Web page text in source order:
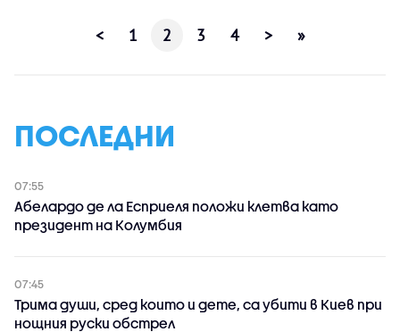
< 1 2 3 4 > »
ПОСЛЕДНИ
07:55
Абелардо де ла Есприеля положи клетва като
президент на Колумбия
07:45
Трима души, сред които и дете, са убити в Киев при
нощния руски обстрел